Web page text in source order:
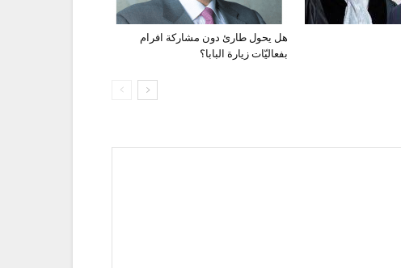
هل يحول طارئ دون مشاركة افرام
بفعاليّات زيارة البابا؟